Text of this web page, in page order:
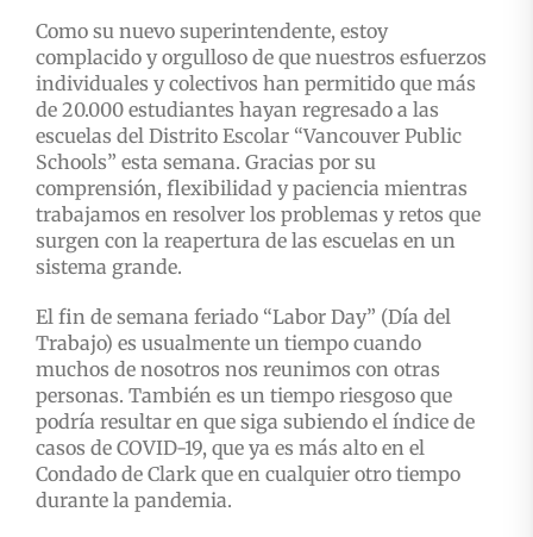
Como su nuevo superintendente, estoy
complacido y orgulloso de que nuestros esfuerzos
individuales y colectivos han permitido que más
de 20.000 estudiantes hayan regresado a las
escuelas del Distrito Escolar “Vancouver Public
Schools” esta semana. Gracias por su
comprensión, flexibilidad y paciencia mientras
trabajamos en resolver los problemas y retos que
surgen con la reapertura de las escuelas en un
sistema grande.
El fin de semana feriado “Labor Day” (Día del
Trabajo) es usualmente un tiempo cuando
muchos de nosotros nos reunimos con otras
personas. También es un tiempo riesgoso que
podría resultar en que siga subiendo el índice de
casos de COVID-19, que ya es más alto en el
Condado de Clark que en cualquier otro tiempo
durante la pandemia.